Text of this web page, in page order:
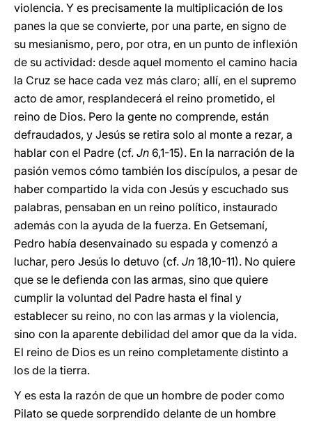
violencia. Y es precisamente la multiplicación de los
panes la que se convierte, por una parte, en signo de
su mesianismo, pero, por otra, en un punto de inflexión
de su actividad: desde aquel momento el camino hacia
la Cruz se hace cada vez más claro; allí, en el supremo
acto de amor, resplandecerá el reino prometido, el
reino de Dios. Pero la gente no comprende, están
defraudados, y Jesús se retira solo al monte a rezar, a
hablar con el Padre (cf. Jn 6,1-15). En la narración de la
pasión vemos cómo también los discípulos, a pesar de
haber compartido la vida con Jesús y escuchado sus
palabras, pensaban en un reino político, instaurado
además con la ayuda de la fuerza. En Getsemaní,
Pedro había desenvainado su espada y comenzó a
luchar, pero Jesús lo detuvo (cf. Jn 18,10-11). No quiere
que se le defienda con las armas, sino que quiere
cumplir la voluntad del Padre hasta el final y
establecer su reino, no con las armas y la violencia,
sino con la aparente debilidad del amor que da la vida.
El reino de Dios es un reino completamente distinto a
los de la tierra.
Y es esta la razón de que un hombre de poder como
Pilato se quede sorprendido delante de un hombre